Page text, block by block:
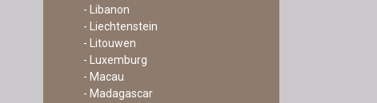
- Libanon
- Liechtenstein
- Litouwen
- Luxemburg
- Macau
- Madagascar